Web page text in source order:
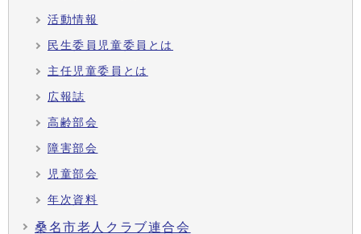
活動情報
民生委員児童委員とは
主任児童委員とは
広報誌
高齢部会
障害部会
児童部会
年次資料
桑名市老人クラブ連合会